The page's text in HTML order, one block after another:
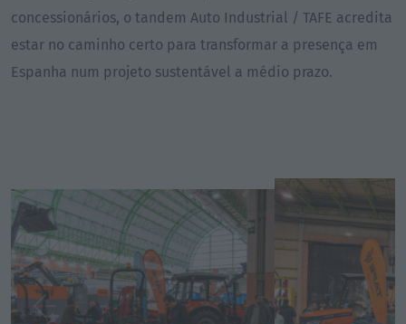
concessionários, o tandem Auto Industrial / TAFE acredita
estar no caminho certo para transformar a presença em
Espanha num projeto sustentável a médio prazo.
Previous Next